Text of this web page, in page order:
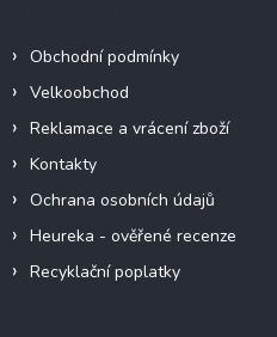
Obchodní podmínky
Velkoobchod
Reklamace a vrácení zboží
Kontakty
Ochrana osobních údajů
Heureka - ověřené recenze
Recyklační poplatky